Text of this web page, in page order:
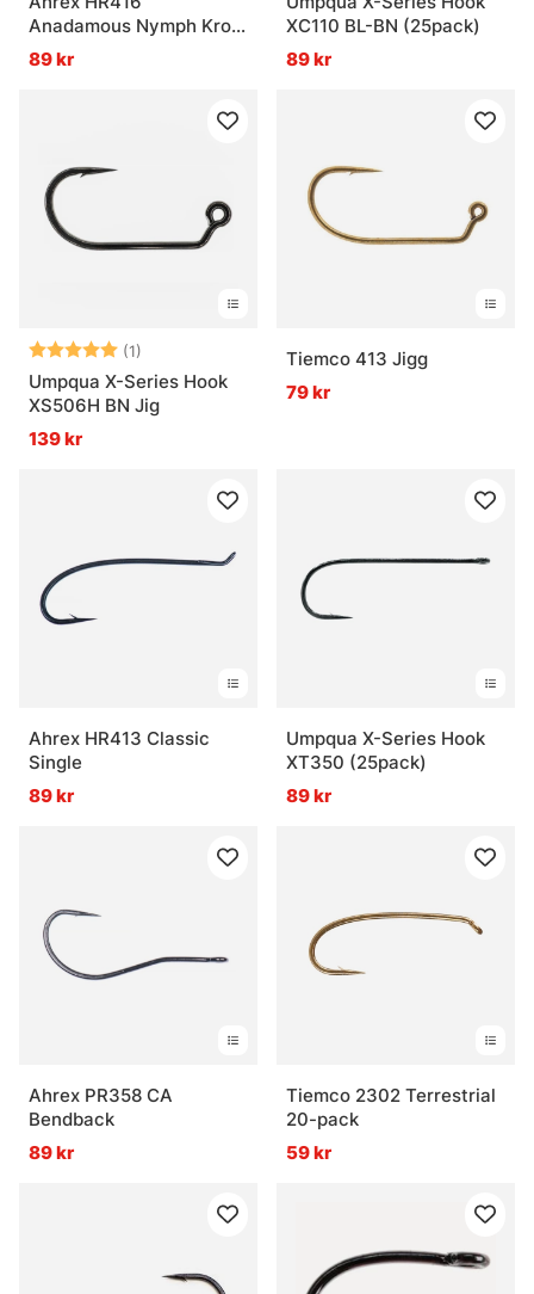
Anadamous Nymph Krok
15-pack
89 kr
XC110 BL-BN (25pack)
89 kr
Betyg: (1)
5.0 utav 5 stjärnor
Umpqua X-Series Hook
XS506H BN Jig
139 kr
Tiemco 413 Jigg
79 kr
Ahrex HR413 Classic
Single
89 kr
Umpqua X-Series Hook
XT350 (25pack)
89 kr
Ahrex PR358 CA
Bendback
89 kr
Tiemco 2302 Terrestrial
20-pack
59 kr